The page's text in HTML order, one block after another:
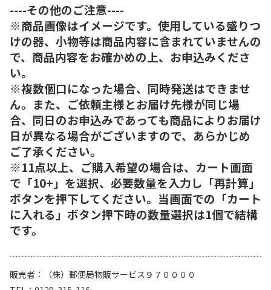
----その他のご注意----
※商品画像はイメージです。使用している盛りつ
けの器、小物等は商品内容に含まれていませんの
で、商品内容をお確かめの上、お申込みくださ
い。
※複数個口になった場合、同時発送はできませ
ん。また、ご依頼主様とお届け先様が同じ場
合、同日のお申込みであっても商品によりお届け
日が異なる場合がございますので、あらかじめ
ご了承ください。
※11点以上、ご購入希望の場合は、カート画面
で「10+」を選択、必要数量を入力し「再計算」
ボタンを押下してください。当画面での「カート
に入れる」ボタン押下時の数量選択は1個で結構
です。
販売者
（株）郵便局物販サービス９７００００